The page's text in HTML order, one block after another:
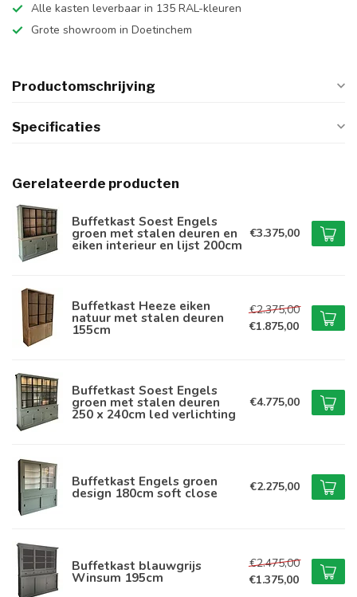
Alle kasten leverbaar in 135 RAL-kleuren
Grote showroom in Doetinchem
Productomschrijving
Specificaties
Gerelateerde producten
Buffetkast Soest Engels
groen met stalen deuren en
eiken interieur en lijst 200cm
€3.375,00
Buffetkast Heeze eiken
natuur met stalen deuren
155cm
€2.375,00
€1.875,00
Buffetkast Soest Engels
groen met stalen deuren
250 x 240cm led verlichting
€4.775,00
Buffetkast Engels groen
design 180cm soft close €2.275,00
Buffetkast blauwgrijs
Winsum 195cm
€2.475,00
€1.375,00